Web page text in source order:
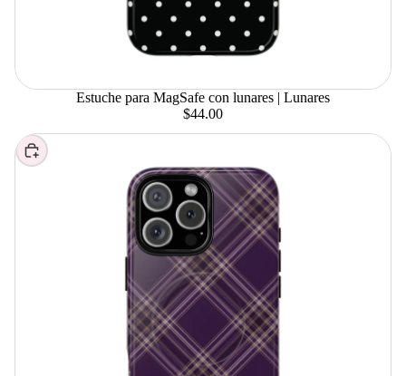
Estuche para MagSafe con lunares | Lunares
$44.00
Elegir